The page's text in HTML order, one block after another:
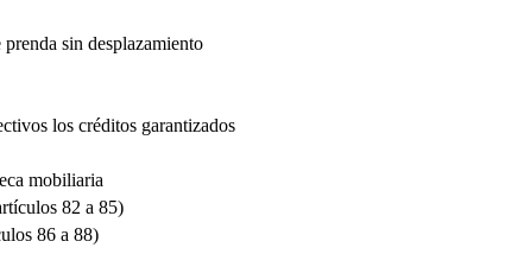
sin desplazamiento
los créditos garantizados
mobiliaria
82 a 85)
86 a 88)